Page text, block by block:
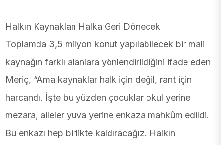
Halkın Kaynakları Halka Geri Dönecek
Toplamda 3,5 milyon konut yapılabilecek bir mali
kaynağın farklı alanlara yönlendirildiğini ifade eden
Meriç, “Ama kaynaklar halk için değil, rant için
harcandı. İşte bu yüzden çocuklar okul yerine
mezara, aileler yuva yerine enkaza mahkûm edildi.
Bu enkazı hep birlikte kaldıracağız. Halkın